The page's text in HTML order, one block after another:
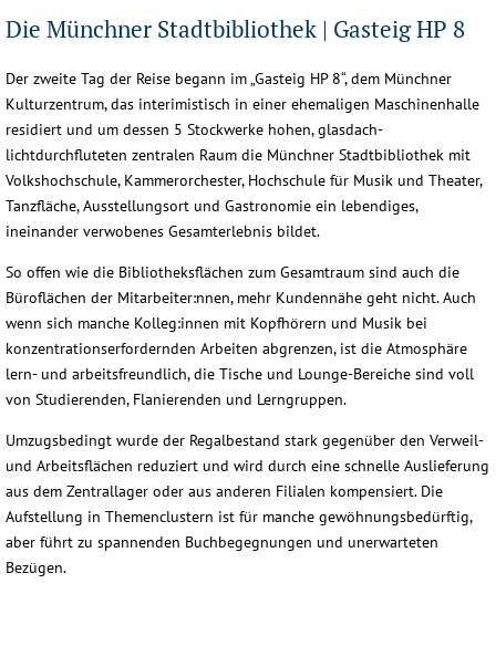
Die Münchner Stadtbibliothek | Gasteig HP 8
Der zweite Tag der Reise begann im „Gasteig HP 8“, dem Münchner
Kulturzentrum, das interimistisch in einer ehemaligen Maschinenhalle
residiert und um dessen 5 Stockwerke hohen, glasdach-
lichtdurchfluteten zentralen Raum die Münchner Stadtbibliothek mit
Volkshochschule, Kammerorchester, Hochschule für Musik und Theater,
Tanzfläche, Ausstellungsort und Gastronomie ein lebendiges,
ineinander verwobenes Gesamterlebnis bildet.
So offen wie die Bibliotheksflächen zum Gesamtraum sind auch die
Büroflächen der Mitarbeiter:nnen, mehr Kundennähe geht nicht. Auch
wenn sich manche Kolleg:innen mit Kopfhörern und Musik bei
konzentrationserfordernden Arbeiten abgrenzen, ist die Atmosphäre
lern- und arbeitsfreundlich, die Tische und Lounge-Bereiche sind voll
von Studierenden, Flanierenden und Lerngruppen.
Umzugsbedingt wurde der Regalbestand stark gegenüber den Verweil-
und Arbeitsflächen reduziert und wird durch eine schnelle Auslieferung
aus dem Zentrallager oder aus anderen Filialen kompensiert. Die
Aufstellung in Themenclustern ist für manche gewöhnungsbedürftig,
aber führt zu spannenden Buchbegegnungen und unerwarteten
Bezügen.